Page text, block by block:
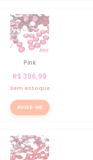
Pink
R$ 396,99
Sem estoque
AVISE-ME